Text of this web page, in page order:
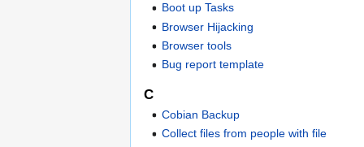
Boot up Tasks
Browser Hijacking
Browser tools
Bug report template
C
Cobian Backup
Collect files from people with file